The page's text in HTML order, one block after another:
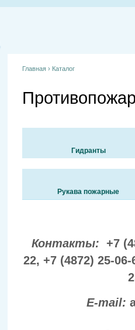
Главная › Каталог
Гидранты
Рукава пожарные
Контакты: +7
22, +7 (4872) 25-
E-mail: